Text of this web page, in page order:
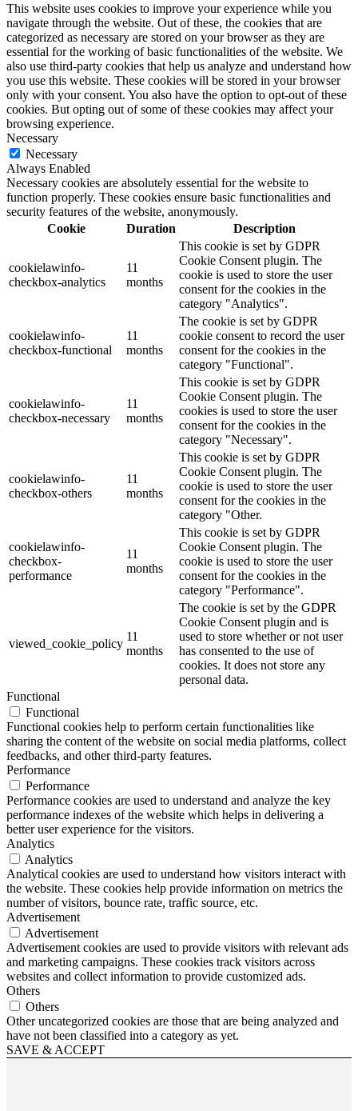
This website uses cookies to improve your experience while you
navigate through the website. Out of these, the cookies that are
categorized as necessary are stored on your browser as they are
essential for the working of basic functionalities of the website. We
also use third-party cookies that help us analyze and understand how
you use this website. These cookies will be stored in your browser
only with your consent. You also have the option to opt-out of these
cookies. But opting out of some of these cookies may affect your
browsing experience.
Necessary
Necessary
Always Enabled
Necessary cookies are absolutely essential for the website to
function properly. These cookies ensure basic functionalities and
security features of the website, anonymously.
Cookie
Duration Description
cookielawinfo-
checkbox-analytics
11
months
This cookie is set by GDPR
Cookie Consent plugin. The
cookie is used to store the user
consent for the cookies in the
category "Analytics".
cookielawinfo-
checkbox-functional
11
months
The cookie is set by GDPR
cookie consent to record the user
consent for the cookies in the
category "Functional".
cookielawinfo-
checkbox-necessary
11
months
This cookie is set by GDPR
Cookie Consent plugin. The
cookies is used to store the user
consent for the cookies in the
category "Necessary".
cookielawinfo-
checkbox-others
11
months
This cookie is set by GDPR
Cookie Consent plugin. The
cookie is used to store the user
consent for the cookies in the
category "Other.
cookielawinfo-
checkbox-
performance
11
months
This cookie is set by GDPR
Cookie Consent plugin. The
cookie is used to store the user
consent for the cookies in the
category "Performance".
viewed_cookie_policy
11
months
The cookie is set by the GDPR
Cookie Consent plugin and is
used to store whether or not user
has consented to the use of
cookies. It does not store any
personal data.
Functional
Functional
Functional cookies help to perform certain functionalities like
sharing the content of the website on social media platforms, collect
feedbacks, and other third-party features.
Performance
Performance
Performance cookies are used to understand and analyze the key
performance indexes of the website which helps in delivering a
better user experience for the visitors.
Analytics
Analytics
Analytical cookies are used to understand how visitors interact with
the website. These cookies help provide information on metrics the
number of visitors, bounce rate, traffic source, etc.
Advertisement
Advertisement
Advertisement cookies are used to provide visitors with relevant ads
and marketing campaigns. These cookies track visitors across
websites and collect information to provide customized ads.
Others
Others
Other uncategorized cookies are those that are being analyzed and
have not been classified into a category as yet.
SAVE & ACCEPT